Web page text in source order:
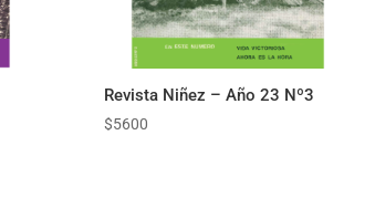
Revista Niñez – Año 23 Nº3
$5600